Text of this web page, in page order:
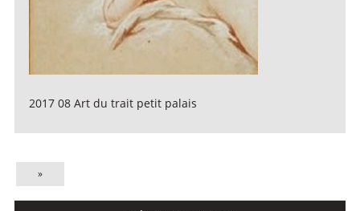
2017 08 Art du trait petit palais
»